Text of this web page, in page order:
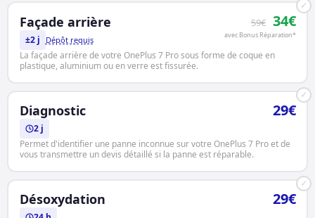
✓
Façade arrière 59€ 34€
avec Bonus Réparation*
±2 j Dépôt requis
La façade arrière de votre OnePlus 7 Pro sous forme de coque en
plastique, aluminium ou en verre est fissurée.
✓
Diagnostic 29€
2 j
Permet d'identifier une panne inconnue sur votre OnePlus 7 Pro et de
vous transmettre un devis détaillé si la panne est réparable.
✓
Désoxydation 29€